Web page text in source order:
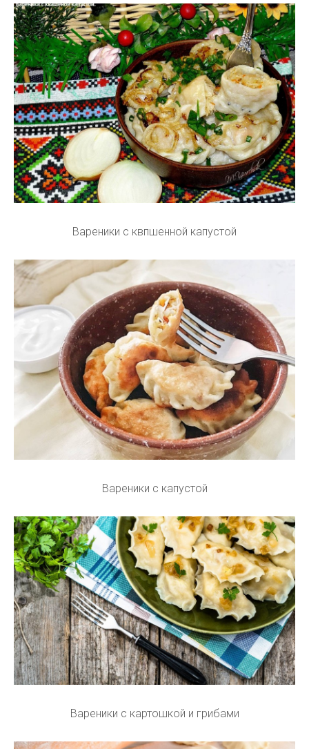
Вареники с квпшенной капустой
Вареники с капустой
Вареники с картошкой и грибами